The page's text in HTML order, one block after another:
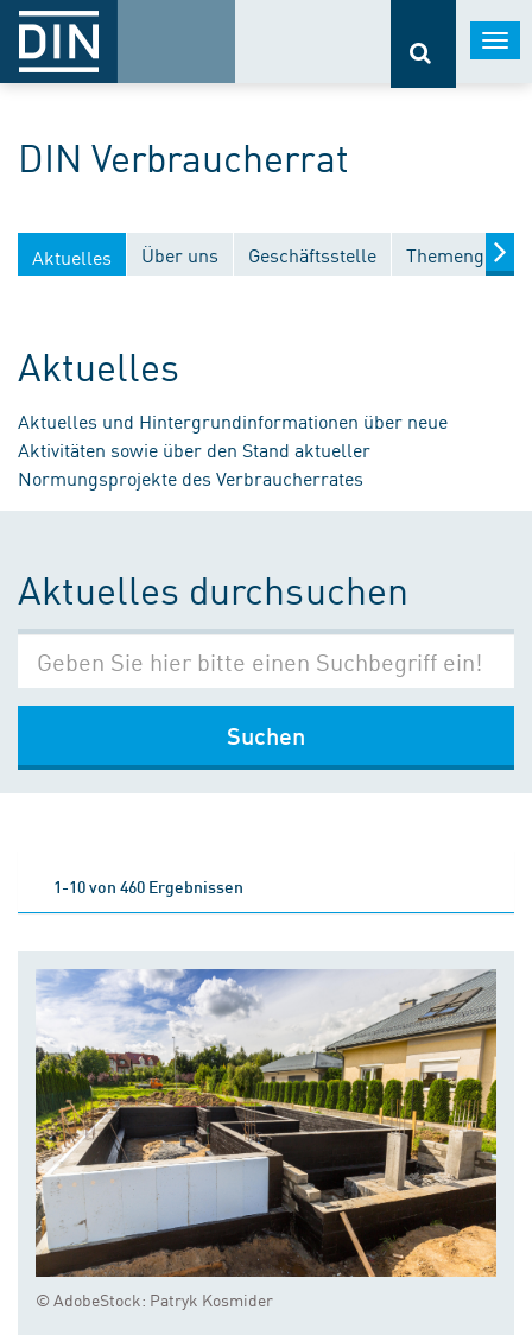
DIN Verbraucherrat
Aktuelles Über uns Geschäftsstelle
Aktuelles
Aktuelles und Hintergrundinformationen über neue
Aktivitäten sowie über den Stand aktueller
Normungsprojekte des Verbraucherrates
Aktuelles durchsuchen
Suchen
1-10 von 460 Ergebnissen
© AdobeStock: Patryk Kosmider